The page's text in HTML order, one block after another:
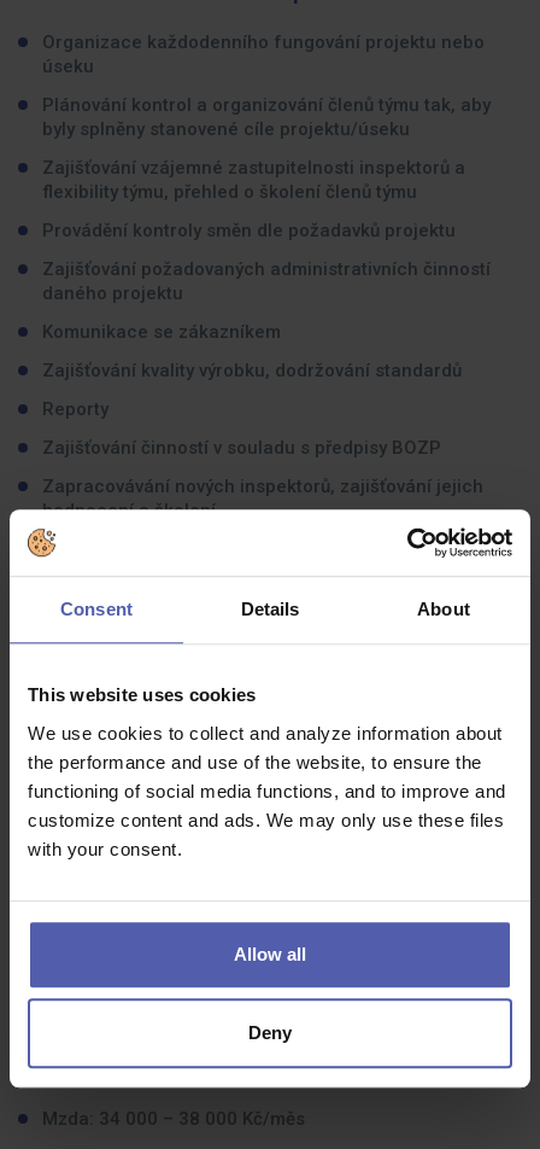
Consent Details About
This website uses cookies
We use cookies to collect and analyze information about
the performance and use of the website, to ensure the
functioning of social media functions, and to improve and
customize content and ads. We may only use these files
with your consent.
Allow all
Deny
Organizace každodenního fungování projektu nebo
úseku
Plánování kontrol a organizování členů týmu tak, aby
byly splněny stanovené cíle projektu/úseku
Zajišťování vzájemné zastupitelnosti inspektorů a
flexibility týmu, přehled o školení členů týmu
Provádění kontroly směn dle požadavků projektu
Zajišťování požadovaných administrativních činností
daného projektu
Komunikace se zákazníkem
Zajišťování kvality výrobku, dodržování standardů
Reporty
Zajišťování činností v souladu s předpisy BOZP
Zapracovávání nových inspektorů, zajišťování jejich
hodnocení a školení
Jaké zkušenosti byste měli mít:
Platné řidičské oprávnění
Odolnost vůči stresu
Flexibilita, dynamičnost
Organizační schopnosti
průmyslu
Co dostanete na oplátku:
Mzda: 34 000 – 38 000 Kč/měs